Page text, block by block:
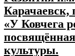
Карачаевск,
«У Ковчега
культуры.